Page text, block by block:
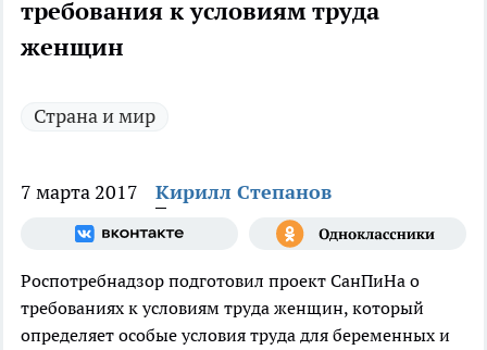
требования к условиям труда
женщин
Страна и мир
7 марта 2017 Кирилл Степанов
Роспотребнадзор подготовил проект СанПиНа о
требованиях к условиям труда женщин, который
определяет особые условия труда для беременных и